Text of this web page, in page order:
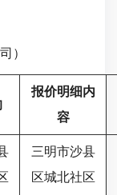
）
报价明细内
容
三明市沙县
区城北社区